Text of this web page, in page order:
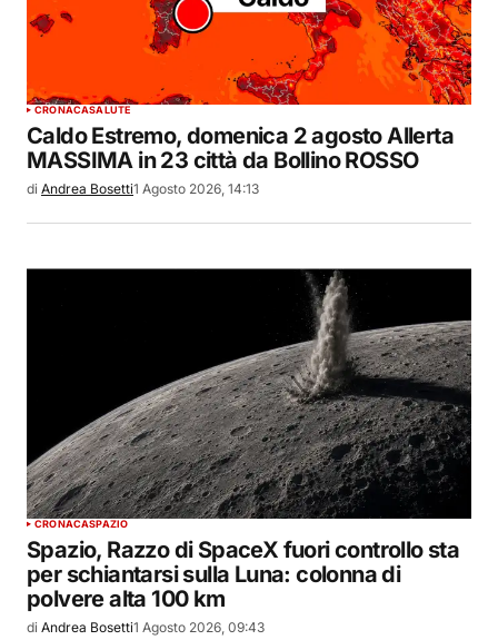
CRONACASALUTE
Caldo Estremo, domenica 2 agosto Allerta
MASSIMA in 23 città da Bollino ROSSO
di Andrea Bosetti1 Agosto 2026, 14:13
CRONACASPAZIO
Spazio, Razzo di SpaceX fuori controllo sta
per schiantarsi sulla Luna: colonna di
polvere alta 100 km
di Andrea Bosetti1 Agosto 2026, 09:43